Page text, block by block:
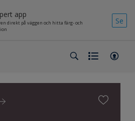
app
direkt på väggen och hitta färg- och
Se